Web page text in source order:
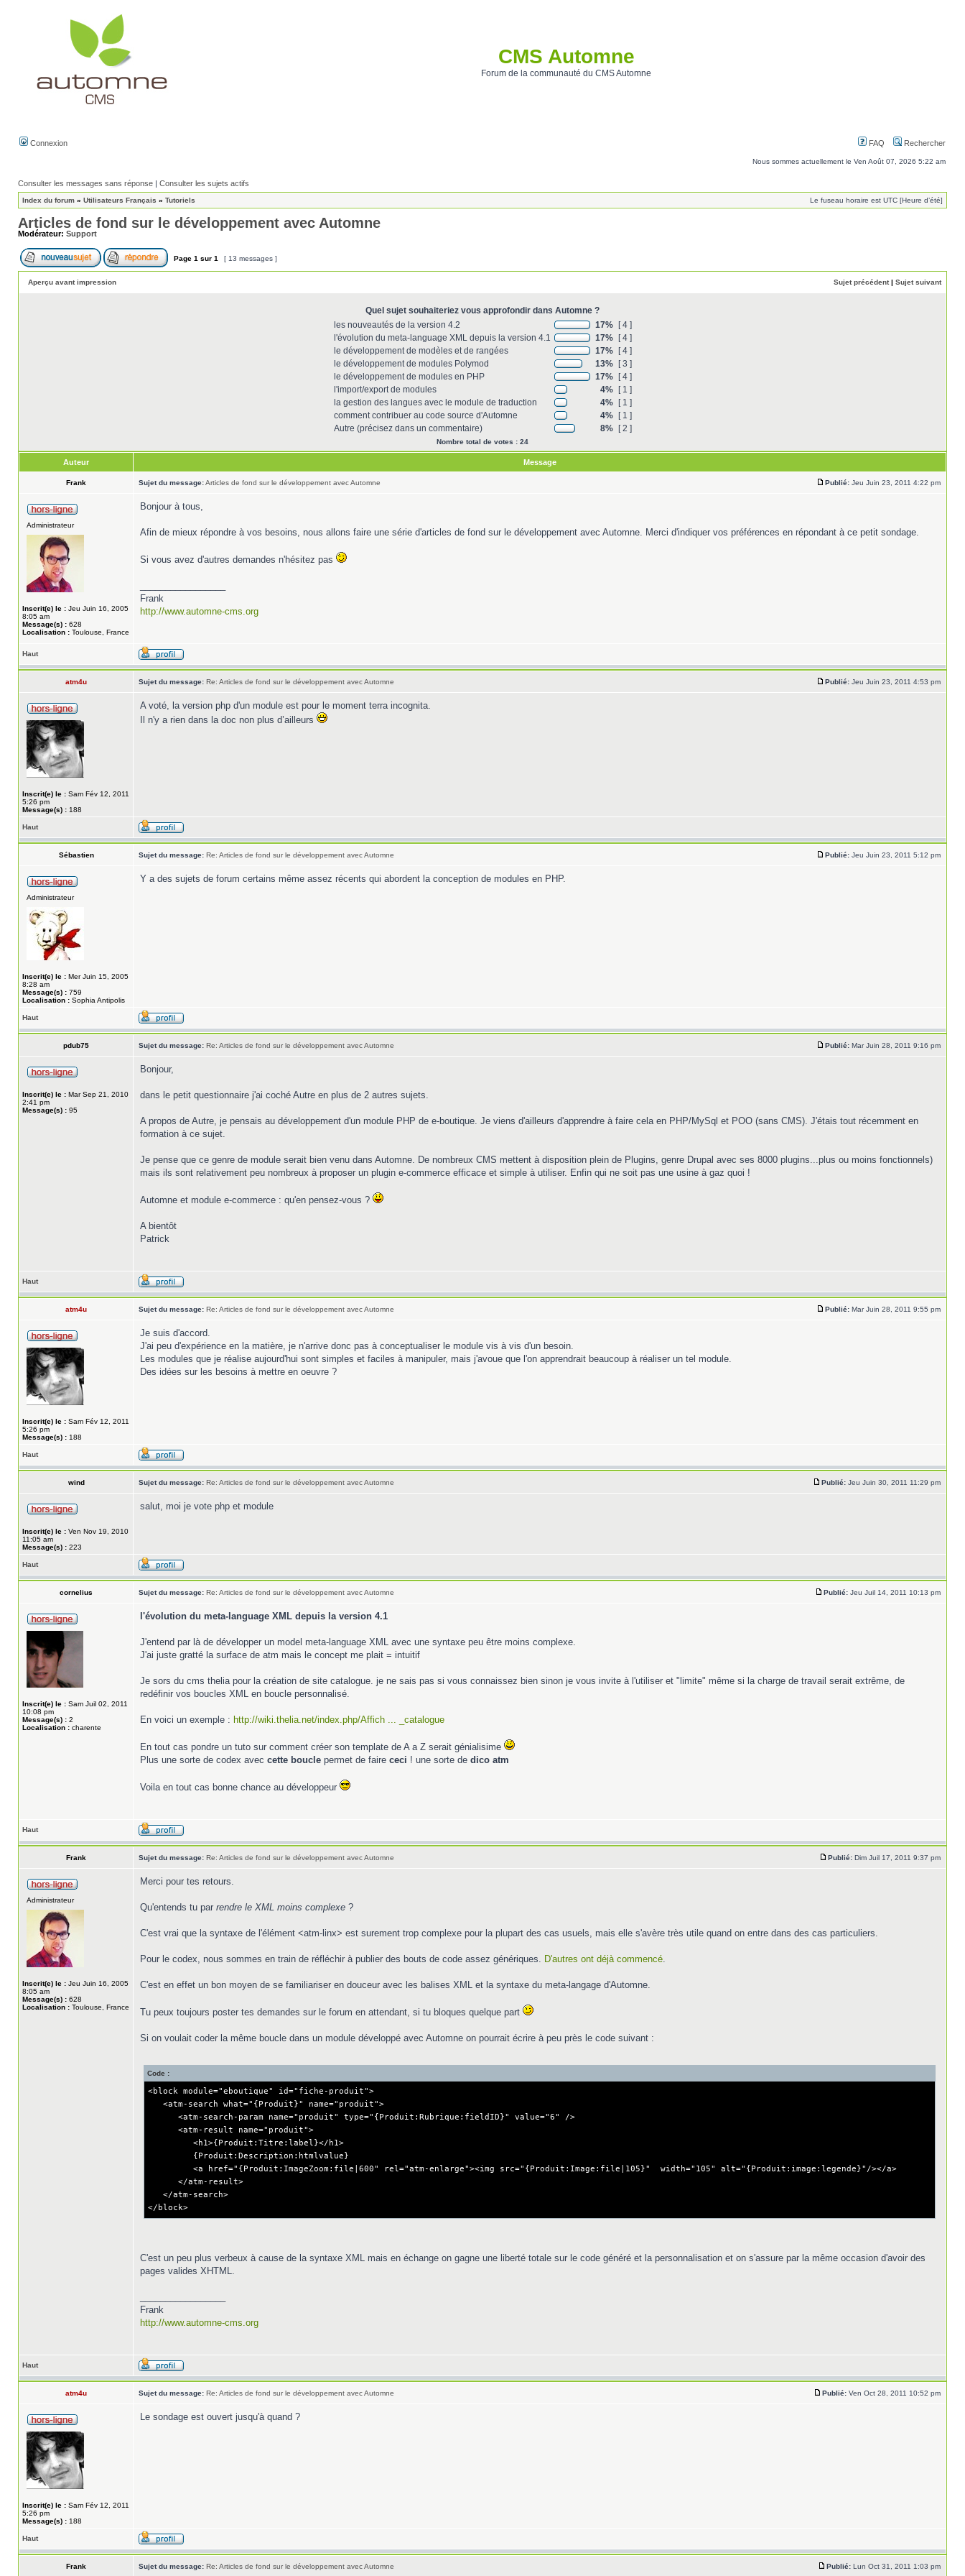
CMS Automne
Forum de la communauté du CMS Automne
Connexion FAQ Rechercher
Nous sommes actuellement le Ven Août 07, 2026 5:22 am
Consulter les messages sans réponse | Consulter les sujets actifs
Index du forum » Utilisateurs Français » Tutoriels Le fuseau horaire est UTC [Heure d’été]
Articles de fond sur le développement avec Automne
Modérateur: Support
Page 1 sur 1 [ 13 messages ]
Aperçu avant impression Sujet précédent| Sujet suivant
Quel sujet souhaiteriez vous approfondir dans Automne ?
les nouveautés de la version 4.2
17%
[ 4 ]
l'évolution du meta-language XML depuis la version 4.1
17%
[ 4 ]
le développement de modèles et de rangées
17%
[ 4 ]
le développement de modules Polymod
13%
[ 3 ]
le développement de modules en PHP
17%
[ 4 ]
l'import/export de modules
4%
[ 1 ]
la gestion des langues avec le module de traduction
4%
[ 1 ]
comment contribuer au code source d'Automne
4%
[ 1 ]
Autre (précisez dans un commentaire)
8% [ 2 ]
Nombre total de votes : 24
Auteur Message
Frank Sujet du message:Articles de fond sur le développement avec Automne Publié: Jeu Juin 23, 2011 4:22 pm
Administrateur
Inscrit(e) le : Jeu Juin 16, 2005
8:05 am
Message(s) : 628
Localisation : Toulouse, France
Bonjour à tous,
Afin de mieux répondre à vos besoins, nous allons faire une série d'articles de fond sur le développement avec Automne. Merci d'indiquer vos préférences en répondant à ce petit sondage.
Si vous avez d'autres demandes n'hésitez pas
Frank
http://www.automne-cms.org
Haut
atm4u Sujet du message: Re: Articles de fond sur le développement avec Automne Publié: Jeu Juin 23, 2011 4:53 pm
Inscrit(e) le : Sam Fév 12, 2011
5:26 pm
Message(s) : 188
A voté, la version php d'un module est pour le moment terra incognita.
Il n'y a rien dans la doc non plus d’ailleurs
Haut
Sébastien Sujet du message: Re: Articles de fond sur le développement avec Automne Publié: Jeu Juin 23, 2011 5:12 pm
Administrateur
Inscrit(e) le : Mer Juin 15, 2005
8:28 am
Message(s) : 759
Localisation : Sophia Antipolis
Y a des sujets de forum certains même assez récents qui abordent la conception de modules en PHP.
Haut
pdub75 Sujet du message: Re: Articles de fond sur le développement avec Automne Publié: Mar Juin 28, 2011 9:16 pm
Inscrit(e) le : Mar Sep 21, 2010
2:41 pm
Message(s) : 95
Bonjour,
dans le petit questionnaire j'ai coché Autre en plus de 2 autres sujets.
A propos de Autre, je pensais au développement d'un module PHP de e-boutique. Je viens d'ailleurs d'apprendre à faire cela en PHP/MySql et POO (sans CMS). J'étais tout récemment en
formation à ce sujet.
Je pense que ce genre de module serait bien venu dans Automne. De nombreux CMS mettent à disposition plein de Plugins, genre Drupal avec ses 8000 plugins...plus ou moins fonctionnels)
mais ils sont relativement peu nombreux à proposer un plugin e-commerce efficace et simple à utiliser. Enfin qui ne soit pas une usine à gaz quoi !
Automne et module e-commerce : qu'en pensez-vous ?
A bientôt
Patrick
Haut
atm4u Sujet du message: Re: Articles de fond sur le développement avec Automne Publié: Mar Juin 28, 2011 9:55 pm
Inscrit(e) le : Sam Fév 12, 2011
5:26 pm
Message(s) : 188
Je suis d'accord.
J'ai peu d'expérience en la matière, je n'arrive donc pas à conceptualiser le module vis à vis d'un besoin.
Les modules que je réalise aujourd'hui sont simples et faciles à manipuler, mais j'avoue que l'on apprendrait beaucoup à réaliser un tel module.
Des idées sur les besoins à mettre en oeuvre ?
Haut
wind Sujet du message: Re: Articles de fond sur le développement avec Automne Publié: Jeu Juin 30, 2011 11:29 pm
Inscrit(e) le : Ven Nov 19, 2010
11:05 am
Message(s) : 223
salut, moi je vote php et module
Haut
cornelius Sujet du message: Re: Articles de fond sur le développement avec Automne Publié: Jeu Juil 14, 2011 10:13 pm
Inscrit(e) le : Sam Juil 02, 2011
10:08 pm
Message(s) : 2
Localisation : charente
l'évolution du meta-language XML depuis la version 4.1
J'entend par là de développer un model meta-language XML avec une syntaxe peu être moins complexe.
J'ai juste gratté la surface de atm mais le concept me plait = intuitif
Je sors du cms thelia pour la création de site catalogue. je ne sais pas si vous connaissez bien sinon je vous invite à l'utiliser et "limite" même si la charge de travail serait extrême, de
redéfinir vos boucles XML en boucle personnalisé.
En voici un exemple : http://wiki.thelia.net/index.php/Affich ... _catalogue
En tout cas pondre un tuto sur comment créer son template de A a Z serait génialisime
Plus une sorte de codex avec cette boucle permet de faire ceci ! une sorte de dico atm
Voila en tout cas bonne chance au développeur
Haut
Frank Sujet du message: Re: Articles de fond sur le développement avec Automne Publié: Dim Juil 17, 2011 9:37 pm
Administrateur
Inscrit(e) le : Jeu Juin 16, 2005
8:05 am
Message(s) : 628
Localisation : Toulouse, France
Merci pour tes retours.
Qu'entends tu par rendre le XML moins complexe ?
C'est vrai que la syntaxe de l'élément <atm-linx> est surement trop complexe pour la plupart des cas usuels, mais elle s'avère très utile quand on entre dans des cas particuliers.
Pour le codex, nous sommes en train de réfléchir à publier des bouts de code assez génériques. D'autres ont déjà commencé.
C'est en effet un bon moyen de se familiariser en douceur avec les balises XML et la syntaxe du meta-langage d'Automne.
Tu peux toujours poster tes demandes sur le forum en attendant, si tu bloques quelque part
Si on voulait coder la même boucle dans un module développé avec Automne on pourrait écrire à peu près le code suivant :
Code :
<block module="eboutique" id="fiche-produit">
<atm-search what="{Produit}" name="produit">
<atm-search-param name="produit" type="{Produit:Rubrique:fieldID}" value="6" />
<atm-result name="produit">
<h1>{Produit:Titre:label}</h1>
{Produit:Description:htmlvalue}
<a href="{Produit:ImageZoom:file|600" rel="atm-enlarge"><img src="{Produit:Image:file|105}" width="105" alt="{Produit:image:legende}"/></a>
</atm-result>
</atm-search>
</block>
C'est un peu plus verbeux à cause de la syntaxe XML mais en échange on gagne une liberté totale sur le code généré et la personnalisation et on s'assure par la même occasion d'avoir des
pages valides XHTML.
Frank
http://www.automne-cms.org
Haut
atm4u Sujet du message: Re: Articles de fond sur le développement avec Automne Publié: Ven Oct 28, 2011 10:52 pm
Inscrit(e) le : Sam Fév 12, 2011
5:26 pm
Message(s) : 188
Le sondage est ouvert jusqu'à quand ?
Haut
Frank Sujet du message: Re: Articles de fond sur le développement avec Automne Publié: Lun Oct 31, 2011 1:03 pm